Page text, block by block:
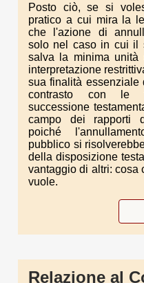
Posto ciò, se si
pratico a cui mira la
che l'azione di
solo nel caso in cui il
salva la minima unità
interpretazione
sua finalità essenziale
contrasto con le
successione
campo dei rapporti
poiché
pubblico si
della disposizione
vantaggio di altri: cosa
vuole.
Relazione al